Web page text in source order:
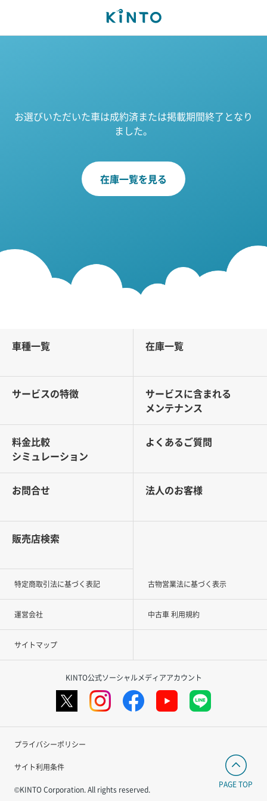
お選びいただいた車は成約済または掲載期間終了となり
ました。
在庫一覧を見る
車種一覧 在庫一覧
サービスの特徴
サービスに含まれる
メンテナンス
料金比較
シミュレーション
よくあるご質問
お問合せ 法人のお客様
販売店検索
特定商取引法に基づく表記 古物営業法に基づく表示
運営会社 中古車 利用規約
サイトマップ
KINTO公式ソーシャルメディアアカウント
プライバシーポリシー
サイト利用条件
©KINTO Corporation. All rights reserved.
PAGE TOP